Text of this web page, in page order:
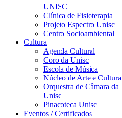
UNISC
Clínica de Fisioterapia
Projeto Espectro Unisc
Centro Socioambiental
Cultura
Agenda Cultural
Coro da Unisc
Escola de Música
Núcleo de Arte e Cultura
Orquestra de Câmara da
Unisc
Pinacoteca Unisc
Eventos / Certificados